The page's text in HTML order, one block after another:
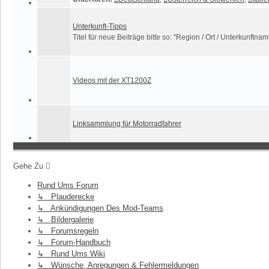
Unterkunft-Tipps
Titel für neue Beiträge bitte so: "Region / Ort /
Videos mit der XT1200Z
Linksammlung für Motorradfahrer
Gehe Zu
Rund Ums Forum
↳ Plauderecke
↳ Ankündigungen Des Mod-Teams
↳ Bildergalerie
↳ Forumsregeln
↳ Forum-Handbuch
↳ Rund Ums Wiki
↳ Wünsche, Anregungen & Fehlermeldungen